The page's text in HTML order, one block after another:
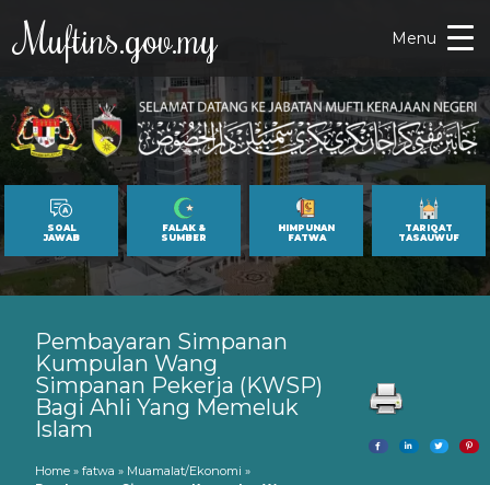
Muftins.gov.my Menu
SOAL
JAWAB
FALAK &
SUMBER
HIMPUNAN
FATWA
TARIQAT
TASAUWUF
Pembayaran Simpanan
Kumpulan Wang
Simpanan Pekerja (KWSP)
Bagi Ahli Yang Memeluk
Islam
Home » fatwa » Muamalat/Ekonomi »